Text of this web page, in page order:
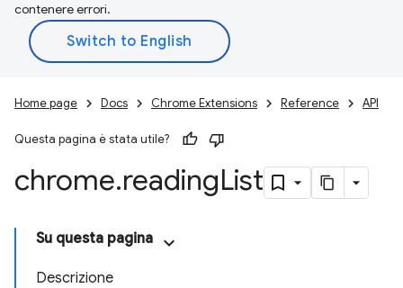
contenere errori.
Home page Docs Chrome Extensions Reference API
Questa pagina è stata utile?
chrome.readingList
Su questa pagina
Descrizione